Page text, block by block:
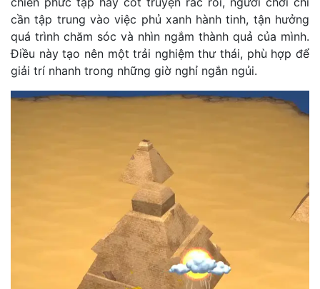
cần tập trung vào việc phủ xanh hành tinh, tận hưởng
quá trình chăm sóc và nhìn ngắm thành quả của mình.
Điều này tạo nên một trải nghiệm thư thái, phù hợp để
giải trí nhanh trong những giờ nghỉ ngắn ngủi.